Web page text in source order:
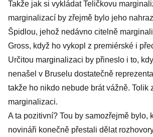
Takže jak si vykládat Teličkovu
marginalizací by zřejmě bylo jeho
Špidlou, jehož nedávno citelně
Gross, když ho vykopl z premiérské i
Určitou marginalizaci by přineslo i to,
nenašel v Bruselu dostatečně
takže ho nikdo nebude brát vážně. Tolik
marginalizaci.
A ta pozitivní? Tou by samozřejmě bylo,
novináři konečně přestali dělat